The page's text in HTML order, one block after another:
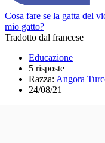
Cosa fare se la gatta del
mio gatto?
Tradotto dal francese
Educazione
5 risposte
Razza: Angora
24/08/21